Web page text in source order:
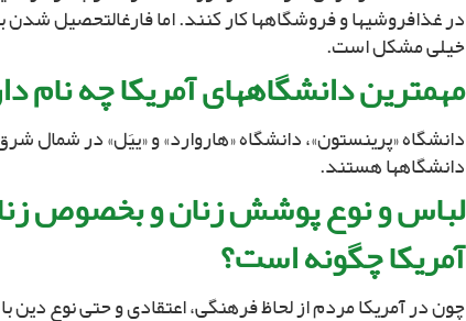
در غذافروشى‏ها و فروشگاهها کار کنند. اما فارغ‏التحصیل
خیلى مشکل است.
مهم‏ترین دانشگاههاى آمریکا چه نام
دانشگاه «پرینستون»، دانشگاه «هاروارد» و «ییَل» در شمال
دانشگاهها هستند.
لباس و نوع پوشش زنان و بخصوص
آمریکا چگونه است؟
چون در آمریکا مردم از لحاظ فرهنگى، اعتقادى و حتى نوع دین